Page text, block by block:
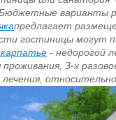
варианты
предлагает
гостиницы могут
- недорогой
проживания, 3-х
лечения,